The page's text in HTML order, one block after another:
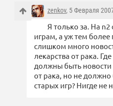
zenkov, 5 Февраля
Я только за. На
играм, а уж тем более
слишком много
лекарства от рака.
должны быть новости
от рака, но не
старых игр? Нигде не